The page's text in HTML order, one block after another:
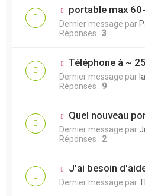
portable max
Dernier message par
Réponses : 3
Téléphone à ~
Dernier message par
Réponses : 9
Quel nouveau
Dernier message par
Réponses : 2
J'ai besoin
Dernier message par